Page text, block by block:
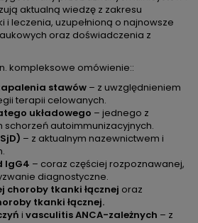
aktualną wiedzę z zakresu
leczenia, uzupełnioną o najnowsze
oraz doświadczenia z
kompleksowe omówienie::
stawów – z uwzględnieniem
terapii celowanych.
układowego – jednego z
schorzeń autoimmunizacyjnych.
– z aktualnym nazewnictwem i
IgG4 – coraz częściej rozpoznawanej,
diagnostyczne.
choroby tkanki łącznej oraz
tkanki łącznej.
i vasculitis ANCA-zależnych – z